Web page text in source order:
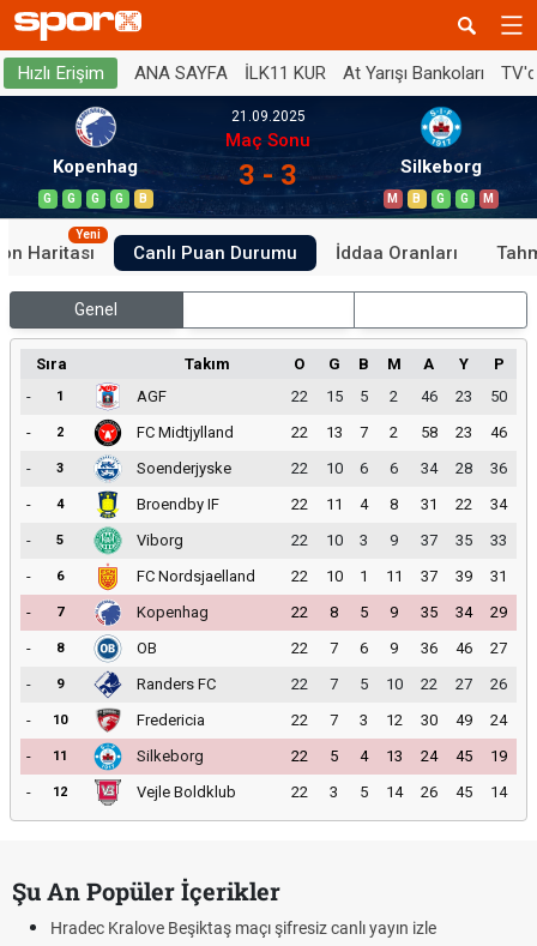
Hızlı Erişim ANA SAYFA İLK11 KUR At Yarışı Bankoları
Kopenhag
G G G G B
21.09.2025
Maç Sonu
3 - 3 Silkeborg
M B G G M
Haritası
Yeni
Canlı Puan Durumu İddaa Oranları
Genel
Sıra Takım O G B M A Y
P
-
1 AGF 22 15 5 2 46 23
50
-
2 FC Midtjylland 22 13 7 2 58 23
46
-
3 Soenderjyske 22 10 6 6 34 28
36
-
4 Broendby IF 22 11 4 8 31 22
34
-
5 Viborg 22 10 3 9 37 35
33
-
6 FC Nordsjaelland 22 10 1 11 37 39
31
-
7 Kopenhag 22 8 5 9 35 34
29
-
8 OB 22 7 6 9 36 46
27
-
9 Randers FC 22 7 5 10 22 27
26
-
10 Fredericia 22 7 3 12 30 49
24
-
11 Silkeborg 22 5 4 13 24 45
19
-
12 Vejle Boldklub 22 3 5 14 26 45 14
Şu An Popüler İçerikler
Hradec Kralove Beşiktaş maçı şifresiz canlı yayın izle